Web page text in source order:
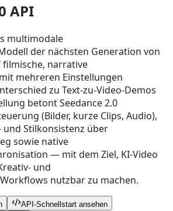
API
multimodale
der nächsten Generation von
filmische, narrative
mehreren Einstellungen
zu Text‑zu‑Video‑Demos
betont Seedance 2.0
(Bilder, kurze Clips, Audio),
und Stilkonsistenz über
sowie native
— mit dem Ziel, KI‑Video
und
nutzbar zu machen.
API-Schnellstart ansehen